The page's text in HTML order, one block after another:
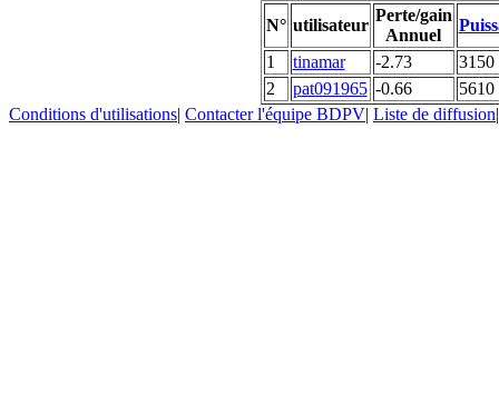
N° utilisateur
Perte/gain
Annuel
1
tinamar -2.73
3150
2
pat091965 -0.66
5610
Conditions d'utilisations| Contacter l'équipe BDPV| Liste de diffusion